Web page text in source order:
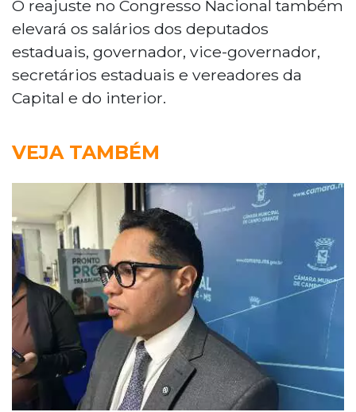
O reajuste no Congresso Nacional também
elevará os salários dos deputados
estaduais, governador, vice-governador,
secretários estaduais e vereadores da
Capital e do interior.
VEJA TAMBÉM